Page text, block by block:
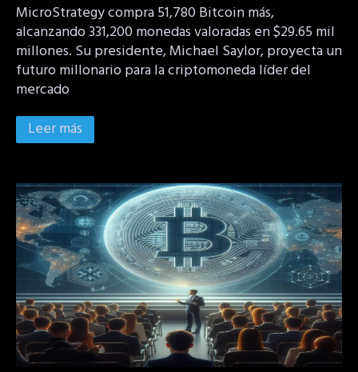
MicroStrategy compra 51,780 Bitcoin más,
alcanzando 331,200 monedas valoradas en $29.65 mil
millones. Su presidente, Michael Saylor, proyecta un
futuro millonario para la criptomoneda líder del
mercado
Leer más